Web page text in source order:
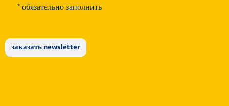
* обязательно заполнить